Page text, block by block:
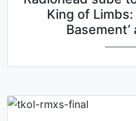
King of
Basement’